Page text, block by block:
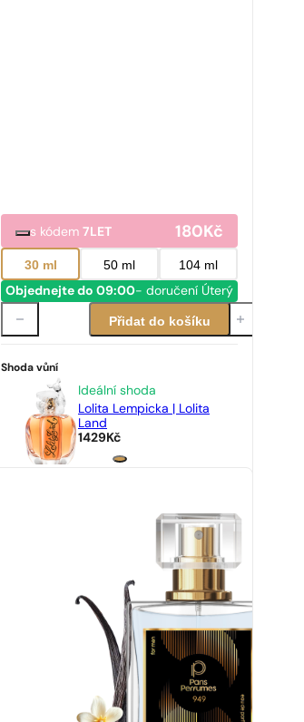
s kódem 7LET 180Kč
30 ml 50 ml 104 ml
Objednejte do 09:00- doručení Úterý
Přidat do košíku
Shoda vůní
Ideální shoda
Lolita Lempicka | Lolita
Land
1429Kč